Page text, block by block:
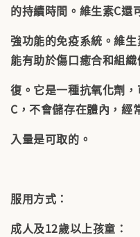
的持續時間。維生素C還
強功能的免疫系統。維
能有助於傷口癒合和組織
復。它是一種抗氧化劑
C，不會儲存在體內，經
入量是可取的。
服用方式：
成人及12歲以上孩童：